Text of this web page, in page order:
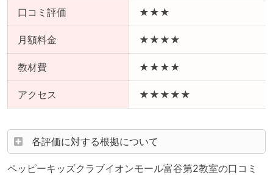
口コミ評価 ★★★
月額料金 ★★★★
教材費 ★★★★
アクセス ★★★★★
各評価に対する根拠について
ペッピーキッズクラブイオンモール富谷第2教室の口コミ